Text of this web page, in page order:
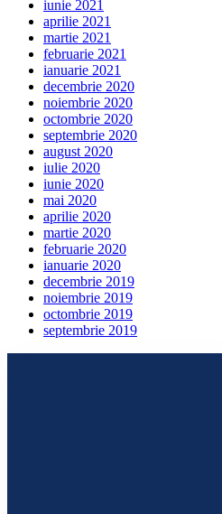
iunie 2021
aprilie 2021
martie 2021
februarie 2021
ianuarie 2021
decembrie 2020
noiembrie 2020
octombrie 2020
septembrie 2020
august 2020
iulie 2020
iunie 2020
mai 2020
aprilie 2020
martie 2020
februarie 2020
ianuarie 2020
decembrie 2019
noiembrie 2019
octombrie 2019
septembrie 2019